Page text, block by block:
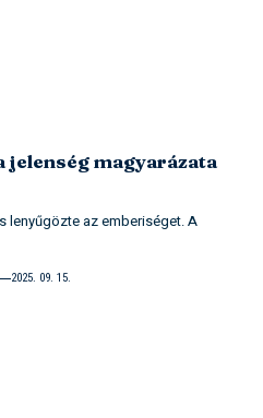
jelenség magyarázata
lenyűgözte az emberiséget. A
2025. 09. 15.